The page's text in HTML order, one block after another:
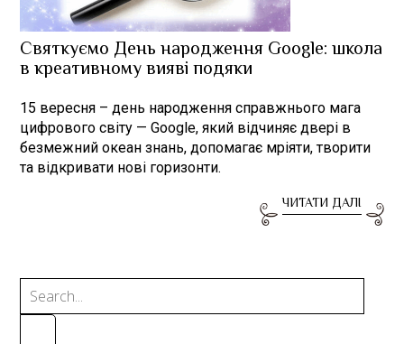
Святкуємо День народження Google: школа
в креативному вияві подяки
15 вересня – день народження справжнього мага
цифрового світу — Google, який відчиняє двері в
безмежний океан знань, допомагає мріяти, творити
та відкривати нові горизонти.
ЧИТАТИ ДАЛІ